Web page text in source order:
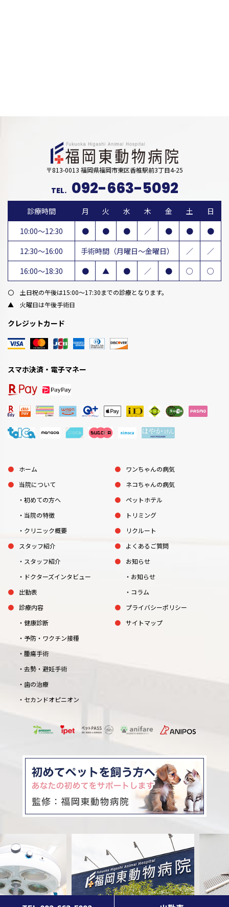
〒813-0013 福岡県福岡市東区香椎駅前3丁目4-25
TEL. 092-663-5092
診療時間 月 火 水 木 金 土
日
10:00～12:30
● ● ● ／ ● ●
●
12:30～16:00
手術時間（月曜日～金曜日） ／
／
16:00～18:30
● ▲ ● ／ ● ○ ○
〇 土日祝の午後は15:00～17:30までの診療となります。
▲ 火曜日は午後手術日
クレジットカード
スマホ決済・電子マネー
ホーム
当院について
初めての方へ
当院の特徴
クリニック概要
スタッフ紹介
スタッフ紹介
ドクターズインタビュー
出勤表
診療内容
健康診断
予防・ワクチン接種
腫瘍手術
去勢・避妊手術
歯の治療
セカンドオピニオン
ワンちゃんの病気
ネコちゃんの病気
ペットホテル
トリミング
リクルート
よくあるご質問
お知らせ
お知らせ
コラム
プライバシーポリシー
サイトマップ
© 福岡東動物病院